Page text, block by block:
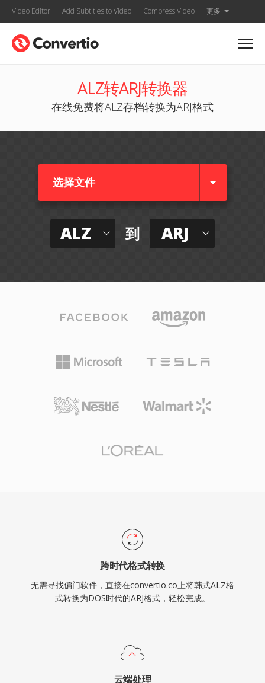
Video Editor Add Subtitles to Video Compress Video 更多
ALZ转ARJ转换器
在线免费将ALZ存档转换为ARJ格式
选择文件
ALZ 到 ARJ
跨时代格式转换
无需寻找偏门软件，直接在convertio.co上将韩式ALZ格
式转换为DOS时代的ARJ格式，轻松完成。
云端处理